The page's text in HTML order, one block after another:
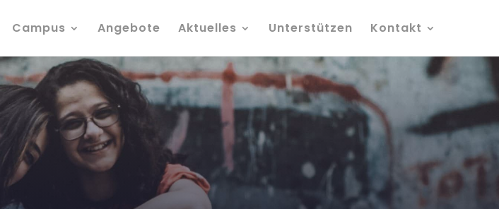
Campus Angebote Aktuelles Unterstützen Kontakt